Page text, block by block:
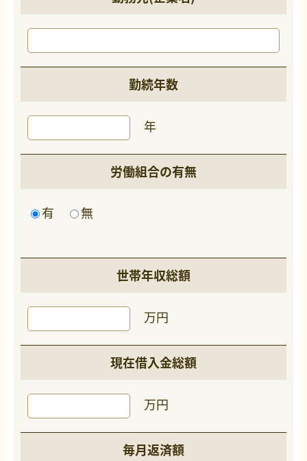
勤続年数
年
労働組合の有無
有 無
世帯年収総額
万円
現在借入金総額
万円
毎月返済額